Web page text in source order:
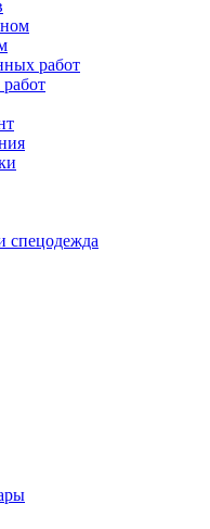
работ
спецодежда